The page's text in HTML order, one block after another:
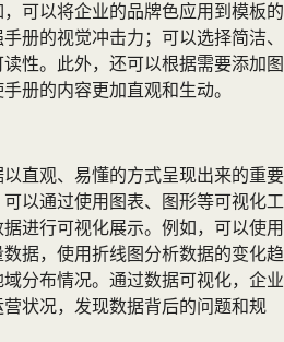
可以将企业的品牌色应用到模板的
册的视觉冲击力；可以选择简洁、
性。此外，还可以根据需要添加图
册的内容更加直观和生动。
直观、易懂的方式呈现出来的重要
以通过使用图表、图形等可视化工
进行可视化展示。例如，可以使用
据，使用折线图分析数据的变化趋
分布情况。通过数据可视化，企业
状况，发现数据背后的问题和规